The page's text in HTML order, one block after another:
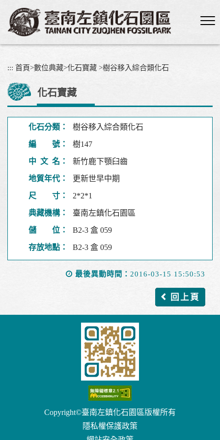
內
::: 首頁>數位典藏>化石寶藏 >樹谷移入綜合類化石
化石寶藏
化石分類： 樹谷移入綜合類化石
編 號： 樹147
中 文 名： 新竹鹿下顎臼齒
地質年代： 更新世早中期
尺 寸： 2*2*1
典藏機構： 臺南左鎮化石園區
儲 位： B2-3 盒 059
存放地點： B2-3 盒 059
最後異動時間： 2016-03-15 15:50:53
回上頁
Copyright©臺南左鎮化石園區版權所有
隱私權保護政策